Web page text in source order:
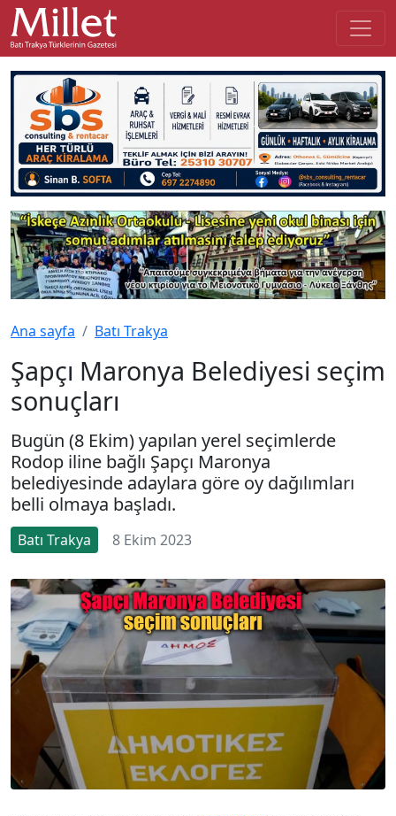
Ana sayfa Batı Trakya
Şapçı Maronya Belediyesi seçim
sonuçları
Bugün (8 Ekim) yapılan yerel seçimlerde
Rodop iline bağlı Şapçı Maronya
belediyesinde adaylara göre oy dağılımları
belli olmaya başladı.
Batı Trakya 8 Ekim 2023